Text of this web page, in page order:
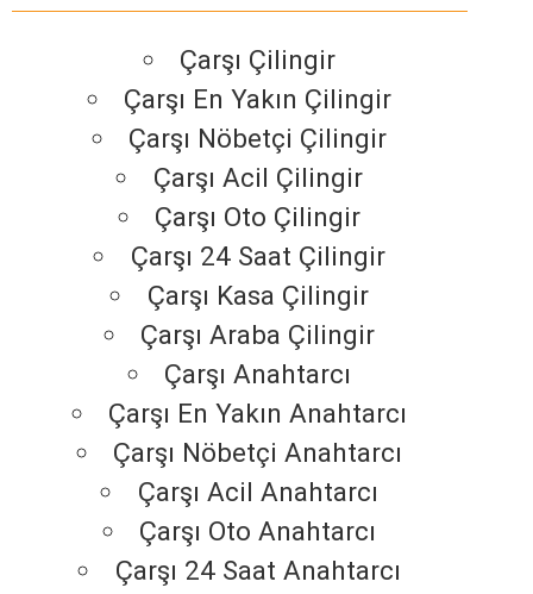
Çarşı Çilingir
Çarşı En Yakın Çilingir
Çarşı Nöbetçi Çilingir
Çarşı Acil Çilingir
Çarşı Oto Çilingir
Çarşı 24 Saat Çilingir
Çarşı Kasa Çilingir
Çarşı Araba Çilingir
Çarşı Anahtarcı
Çarşı En Yakın Anahtarcı
Çarşı Nöbetçi Anahtarcı
Çarşı Acil Anahtarcı
Çarşı Oto Anahtarcı
Çarşı 24 Saat Anahtarcı